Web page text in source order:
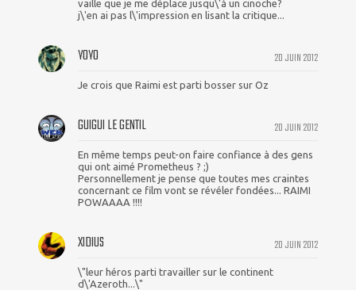
vaille que je me déplace jusqu\'à un cinoche?
j\'en ai pas l\'impression en lisant la critique...
20 JUIN 2012
YOYO
Je crois que Raimi est parti bosser sur Oz
20 JUIN 2012
GUIGUI LE GENTIL
En même temps peut-on faire confiance à des gens
qui ont aimé Prometheus ? ;)
Personnellement je pense que toutes mes craintes
concernant ce film vont se révéler fondées... RAIMI
POWAAAA !!!!
20 JUIN 2012
XIDIUS
\"leur héros parti travailler sur le continent
d\'Azeroth...\"